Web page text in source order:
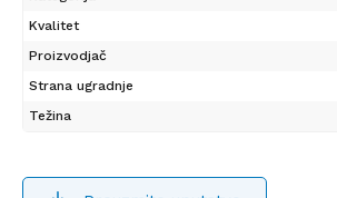
Kvalitet
Proizvodjač
Strana ugradnje
Težina